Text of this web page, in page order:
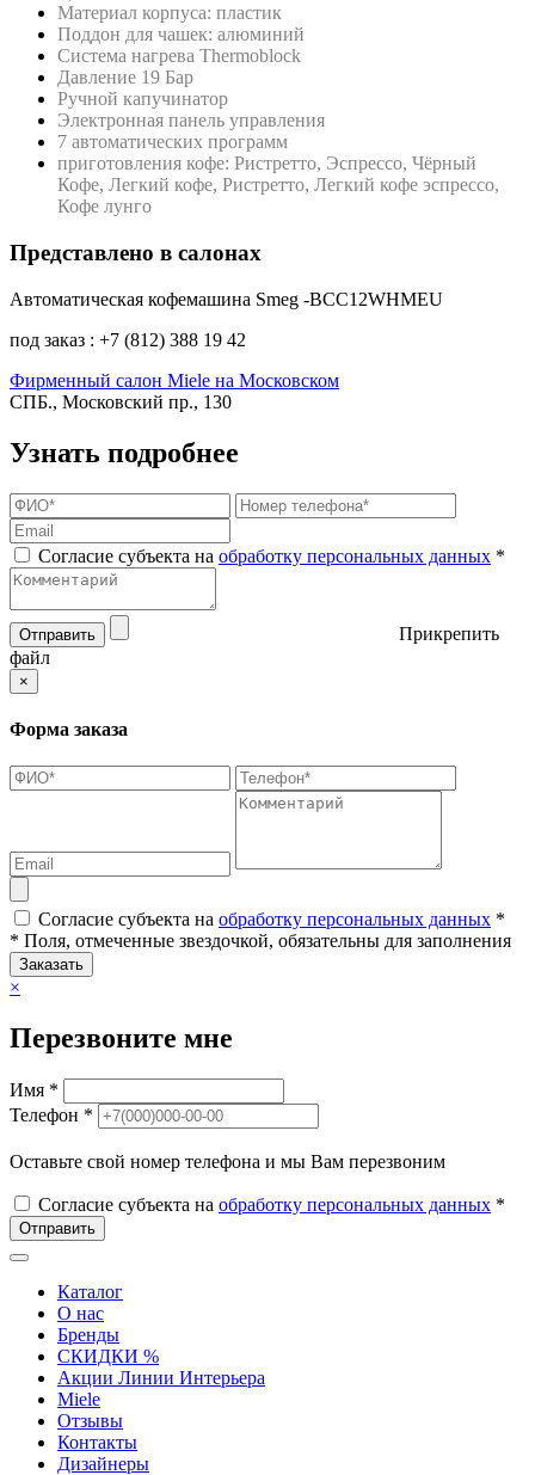
Материал корпуса: пластик
Поддон для чашек: алюминий
Система нагрева Thermoblock
Давление 19 Бар
Ручной капучинатор
Электронная панель управления
7 автоматических программ
приготовления кофе: Ристретто, Эспрессо, Чёрный
Кофе, Легкий кофе, Ристретто, Легкий кофе эспрессо,
Кофе лунго
Представлено в салонах
Автоматическая кофемашина Smeg -BCC12WHMEU
под заказ : +7 (812) 388 19 42
Фирменный салон Miele на Московском
СПБ., Московский пр., 130
Узнать подробнее
Согласие субъекта на обработку персональных данных *
Отправить
Прикрепить
файл
×
Форма заказа
Согласие субъекта на обработку персональных данных *
* Поля, отмеченные звездочкой, обязательны для заполнения
Заказать
×
Перезвоните мне
Имя *
Телефон *
Оставьте свой номер телефона и мы Вам перезвоним
Согласие субъекта на обработку персональных данных *
Отправить
Каталог
О нас
Бренды
СКИДКИ %
Акции Линии Интерьера
Miele
Отзывы
Контакты
Дизайнеры